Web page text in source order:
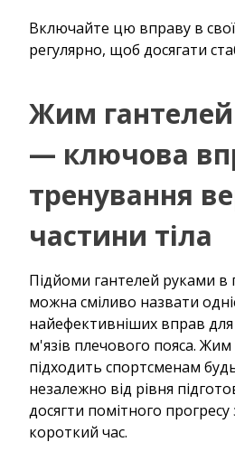
Включайте цю вправу в
регулярно, щоб досягати
Жим
— ключова
тренування
частини тіла
Підйоми гантелей руками в
можна сміливо назвати
найефективніших вправ
м'язів плечового пояса.
підходить спортсменам будь-
незалежно від рівня
досягти помітного прогресу
короткий час.